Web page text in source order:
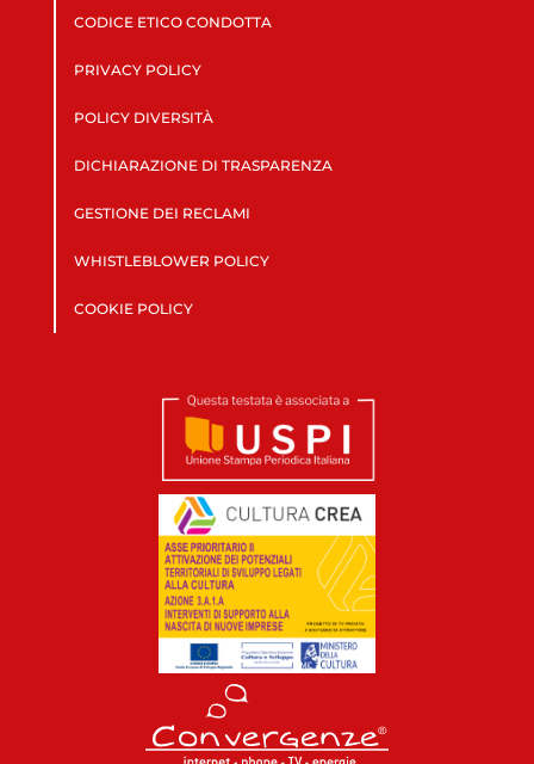
CODICE ETICO CONDOTTA
PRIVACY POLICY
POLICY DIVERSITÀ
DICHIARAZIONE DI TRASPARENZA
GESTIONE DEI RECLAMI
WHISTLEBLOWER POLICY
COOKIE POLICY